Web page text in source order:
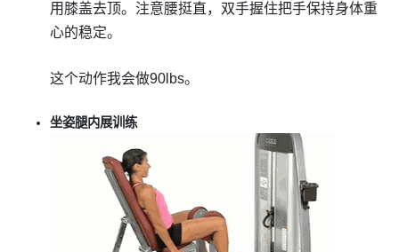
用膝盖去顶。注意腰挺直，双手握住把手保持身体重
心的稳定。
这个动作我会做90lbs。
坐姿腿内展训练